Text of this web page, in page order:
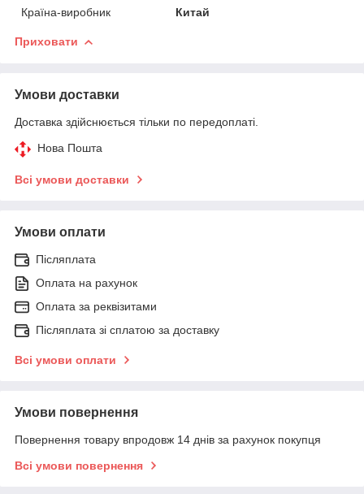
Країна-виробник
Китай
Приховати
Умови доставки
Доставка здійснюється тільки по передоплаті.
Нова Пошта
Всі умови доставки
Умови оплати
Післяплата
Оплата на рахунок
Оплата за реквізитами
Післяплата зі сплатою за доставку
Всі умови оплати
Умови повернення
Повернення товару впродовж 14 днів за рахунок покупця
Всі умови повернення